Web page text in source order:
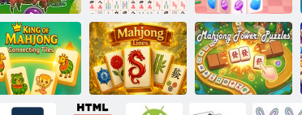
MonsterJong
Cel mai bun
Mahjong clasic
Mahjongg
dimensiuni
bomboane